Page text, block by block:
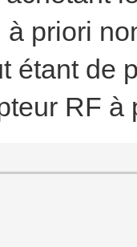
à priori
étant de
RF à